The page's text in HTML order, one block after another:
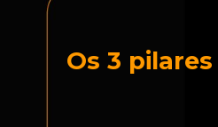
Os 3 pilares